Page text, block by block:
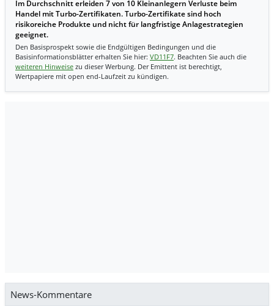
Im Durchschnitt erleiden 7 von 10 Kleinanlegern Verluste beim
Handel mit Turbo-Zertifikaten. Turbo-Zertifikate sind hoch
risikoreiche Produkte und nicht für langfristige Anlagestrategien
geeignet.
Den Basisprospekt sowie die Endgültigen Bedingungen und die
Basisinformationsblätter erhalten Sie hier: VD11F7. Beachten Sie auch die
weiteren Hinweise zu dieser Werbung. Der Emittent ist berechtigt,
Wertpapiere mit open end-Laufzeit zu kündigen.
News-Kommentare